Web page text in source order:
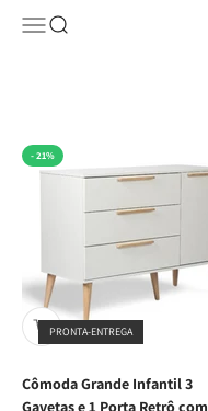
Pular para o conteúdo
Abrir menu de navegação
Abrir pesquisa
- 21%
PRONTA-ENTREGA
Cômoda Grande Infantil 3
Gavetas e 1 Porta Retrô com